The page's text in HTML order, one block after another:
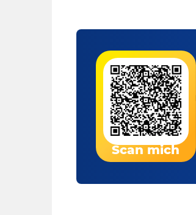
Scan mich